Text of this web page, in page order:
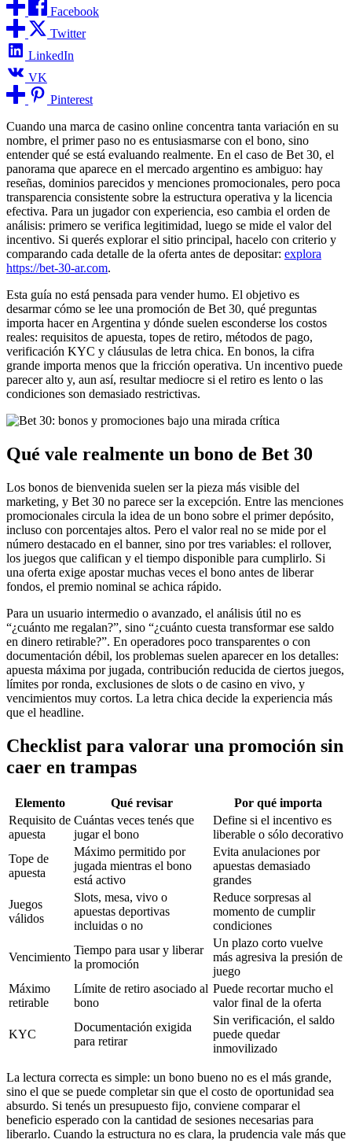
Facebook
Twitter
LinkedIn
VK
Pinterest
Cuando una marca de casino online concentra tanta variación en su
nombre, el primer paso no es entusiasmarse con el bono, sino
entender qué se está evaluando realmente. En el caso de Bet 30, el
panorama que aparece en el mercado argentino es ambiguo: hay
reseñas, dominios parecidos y menciones promocionales, pero poca
transparencia consistente sobre la estructura operativa y la licencia
efectiva. Para un jugador con experiencia, eso cambia el orden de
análisis: primero se verifica legitimidad, luego se mide el valor del
incentivo. Si querés explorar el sitio principal, hacelo con criterio y
comparando cada detalle de la oferta antes de depositar: explora
https://bet-30-ar.com.
Esta guía no está pensada para vender humo. El objetivo es
desarmar cómo se lee una promoción de Bet 30, qué preguntas
importa hacer en Argentina y dónde suelen esconderse los costos
reales: requisitos de apuesta, topes de retiro, métodos de pago,
verificación KYC y cláusulas de letra chica. En bonos, la cifra
grande importa menos que la fricción operativa. Un incentivo puede
parecer alto y, aun así, resultar mediocre si el retiro es lento o las
condiciones son demasiado restrictivas.
Qué vale realmente un bono de Bet 30
Los bonos de bienvenida suelen ser la pieza más visible del
marketing, y Bet 30 no parece ser la excepción. Entre las menciones
promocionales circula la idea de un bono sobre el primer depósito,
incluso con porcentajes altos. Pero el valor real no se mide por el
número destacado en el banner, sino por tres variables: el rollover,
los juegos que califican y el tiempo disponible para cumplirlo. Si
una oferta exige apostar muchas veces el bono antes de liberar
fondos, el premio nominal se achica rápido.
Para un usuario intermedio o avanzado, el análisis útil no es
“¿cuánto me regalan?”, sino “¿cuánto cuesta transformar ese saldo
en dinero retirable?”. En operadores poco transparentes o con
documentación débil, los problemas suelen aparecer en los detalles:
apuesta máxima por jugada, contribución reducida de ciertos juegos,
límites por ronda, exclusiones de slots o de casino en vivo, y
vencimientos muy cortos. La letra chica decide la experiencia más
que el headline.
Checklist para valorar una promoción sin
caer en trampas
Elemento Qué revisar
Por qué importa
Requisito de
apuesta
Cuántas veces tenés que
jugar el bono
Define si el incentivo es
liberable o sólo decorativo
Tope de
apuesta
Máximo permitido por
jugada mientras el bono
está activo
Evita anulaciones por
apuestas demasiado
grandes
Juegos
válidos
Slots, mesa, vivo o
apuestas deportivas
incluidas o no
Reduce sorpresas al
momento de cumplir
condiciones
Vencimiento
Tiempo para usar y liberar
la promoción
Un plazo corto vuelve
más agresiva la presión de
juego
Máximo
retirable
Límite de retiro asociado al
bono
Puede recortar mucho el
valor final de la oferta
KYC
Documentación exigida
para retirar
Sin verificación, el saldo
puede quedar
inmovilizado
La lectura correcta es simple: un bono bueno no es el más grande,
sino el que se puede completar sin que el costo de oportunidad sea
absurdo. Si tenés un presupuesto fijo, conviene comparar el
beneficio esperado con la cantidad de sesiones necesarias para
liberarlo. Cuando la estructura no es clara, la prudencia vale más que